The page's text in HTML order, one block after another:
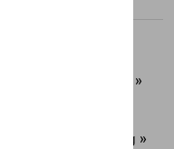
« Sebring »
d'origine « Sebring »